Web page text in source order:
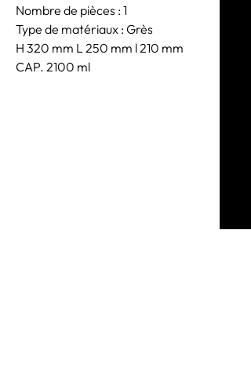
Nombre de pièces : 1
Type de matériaux : Grès
H 320 mm L 250 mm l 210 mm
CAP. 2100 ml